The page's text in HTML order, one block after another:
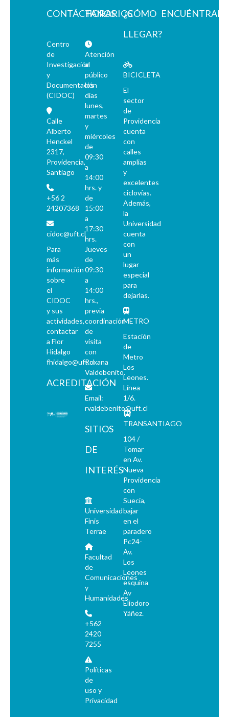
CONTÁCTANOS
Centro
de
Investigación
y
Documentación
(CIDOC)
Calle
Alberto
Henckel
2317,
Providencia,
Santiago
+56 2
24207368
cidoc@uft.cl
Para
más
información
sobre
el
CIDOC
y sus
actividades,
contactar
a Flor
Hidalgo
fhidalgo@uft.cl
ACREDITACIÓN
HORARIOS
Atención
al
público
los
días
lunes,
martes
y
miércoles
de
09:30
a
14:00
hrs. y
de
15:00
a
17:30
hrs.
Jueves
de
09:30
a
14:00
hrs.,
previa
coordinación
de
visita
con
Roxana
Valdebenito.
Email:
rvaldebenito@uft.cl
SITIOS
DE
INTERÉS
Universidad
Finis
Terrae
Facultad
de
Comunicaciones
y
Humanidades
+562
2420
7255
Políticas
de
uso y
Privacidad
¿CÓMO
LLEGAR?
BICICLETA
El
sector
de
Providencia
cuenta
con
calles
amplias
y
excelentes
ciclovías.
Además,
la
Universidad
cuenta
con
un
lugar
especial
para
dejarlas.
METRO
Estación
de
Metro
Los
Leones.
Línea
1/6.
TRANSANTIAGO
104 /
Tomar
en Av.
Nueva
Providencia
con
Suecia,
bajar
en el
paradero
Pc24-
Av.
Los
Leones
esquina
Av
Eliodoro
Yáñez.